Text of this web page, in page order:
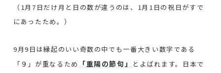
（1月7日だけ月と日の数が違うのは、1月1日の祝日がすで
にあったため。）
9月9日は縁起のいい奇数の中でも一番大きい数字である
「９」が重なるため
「重陽の節句」
とよばれます。日本で